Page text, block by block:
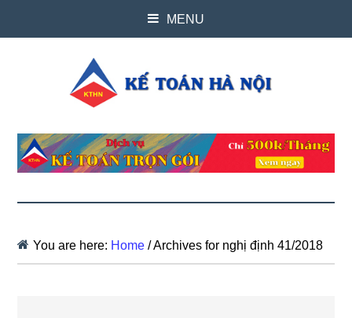
MENU
You are here: Home /Archives for nghị định 41/2018